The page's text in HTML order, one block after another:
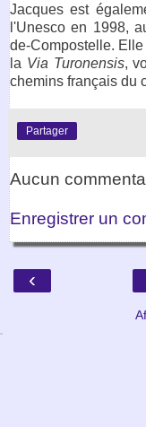
Jacques est
l'Unesco en 1998,
de-Compostelle.
la Via Turonensis,
chemins français du
Partager
Aucun
Enregistrer un
‹